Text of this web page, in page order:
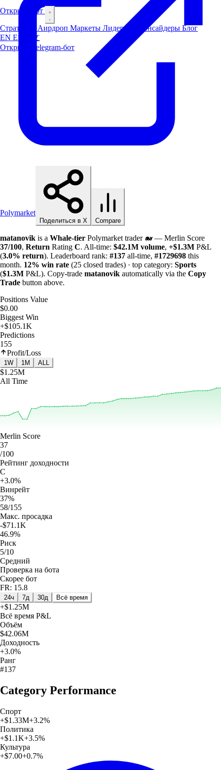
Открыть бот
Стратегии Аирдроп Маркеты Лидерборд Инсайдеры Блог
EN ES
中文
Открыть Telegram-бот
Polymarket
Поделиться в X Compare
matanovik is a Whale-tier Polymarket trader 🐋 — Merlin Score
37/100, Return Rating C. All-time: $42.1M volume, +$1.3M P&L
(3.0% return). Leaderboard rank: #137 all-time, #1729698 this
month. 12% win rate (25 closed trades) · top category: Sports
($1.3M P&L). Copy-trade matanovik automatically via the Copy
Trade button above.
Positions Value
$0.00
Biggest Win
+$105.1K
Predictions
155
Profit/Loss
1W 1M ALL
$1.25M
All Time
Merlin Score
37
/100
Рейтинг доходности
C
+3.0%
Винрейт
37%
58/155
Макс. просадка
-$71.1K
46.9%
Риск
5/10
Средний
Проверка на бота
Скорее бот
FR: 15.8
24ч 7д 30д Всё время
+$1.25M
Всё время P&L
Объём
$42.06M
Доходность
+3.0%
Ранг
#137
Category Performance
Спорт
+$1.33M+3.2%
Политика
+$1.1K+3.5%
Культура
+$7.00+0.7%